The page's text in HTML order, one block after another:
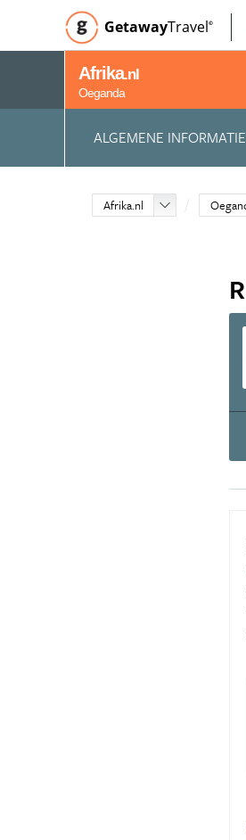
GetawayTravel©
Afrika.nl
Oeganda
ALGEMENE INFORMATIE
Afrika.nl